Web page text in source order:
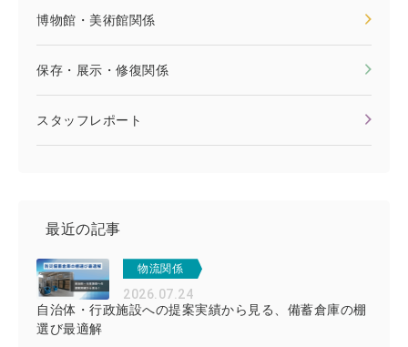
博物館・美術館関係
保存・展示・修復関係
スタッフレポート
最近の記事
物流関係
2026.07.24
自治体・行政施設への提案実績から見る、備蓄倉庫の棚
選び最適解